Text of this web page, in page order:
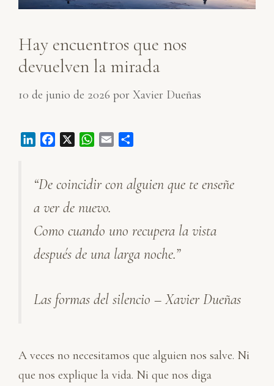
Hay encuentros que nos
devuelven la mirada
10 de junio de 2026 por Xavier Dueñas
k
d
I
e
o
o
W
t
A
p
i
p
t
r
“De coincidir con alguien que te enseñe
a ver de nuevo.
Como cuando uno recupera la vista
después de una larga noche.”
Las formas del silencio – Xavier Dueñas
A veces no necesitamos que alguien nos salve. Ni
que nos explique la vida. Ni que nos diga